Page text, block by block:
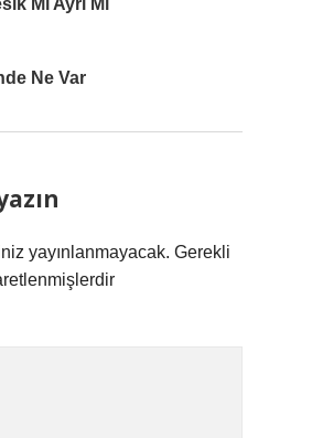
Mi Ayri Mi
Ne Var
yayınlanmayacak. Gerekli